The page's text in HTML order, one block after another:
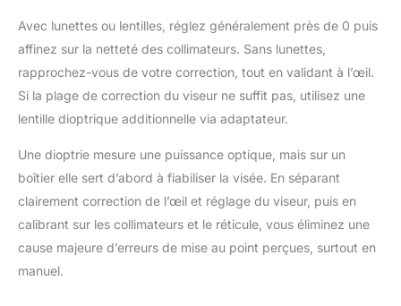
Avec lunettes ou lentilles, réglez généralement près de 0 puis
affinez sur la netteté des collimateurs. Sans lunettes,
rapprochez-vous de votre correction, tout en validant à l’œil.
Si la plage de correction du viseur ne suffit pas, utilisez une
lentille dioptrique additionnelle via adaptateur.
Une dioptrie mesure une puissance optique, mais sur un
boîtier elle sert d’abord à fiabiliser la visée. En séparant
clairement correction de l’œil et réglage du viseur, puis en
calibrant sur les collimateurs et le réticule, vous éliminez une
cause majeure d’erreurs de mise au point perçues, surtout en
manuel.